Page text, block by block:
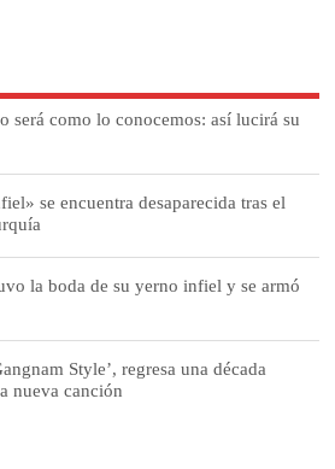
será como lo conocemos: así lucirá su
se encuentra desaparecida tras el
la boda de su yerno infiel y se armó
Style’, regresa una década
nueva canción